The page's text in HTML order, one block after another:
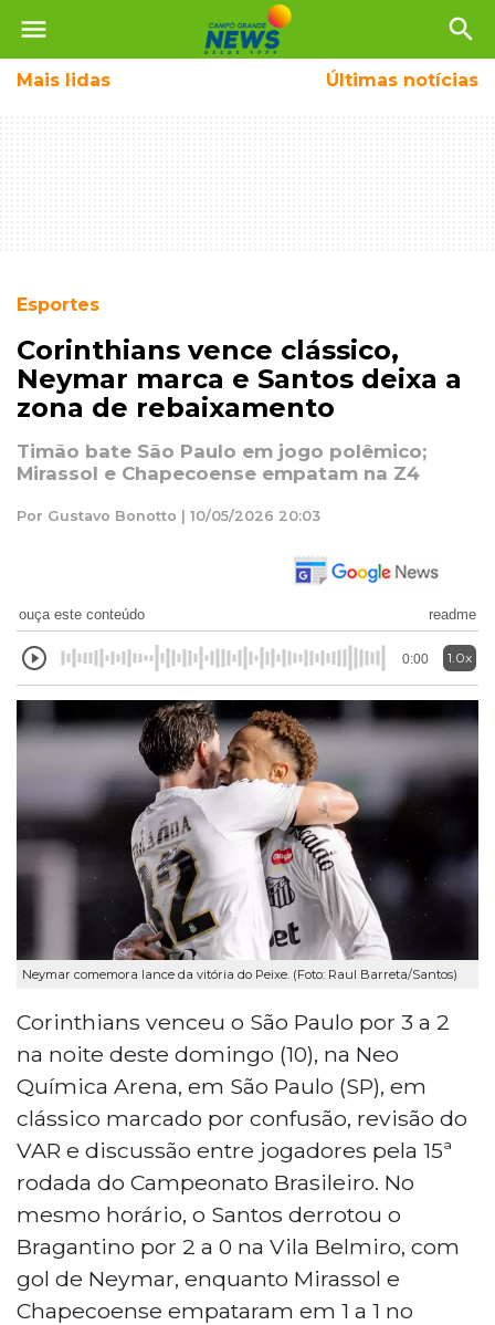
menu search
Mais lidas Últimas notícias
Esportes
Corinthians vence clássico,
Neymar marca e Santos deixa a
zona de rebaixamento
Timão bate São Paulo em jogo polêmico;
Mirassol e Chapecoense empatam na Z4
Por Gustavo Bonotto | 10/05/2026 20:03
ouça este conteúdo readme
0:00 1.0x
Neymar comemora lance da vitória do Peixe. (Foto: Raul Barreta/Santos)
Corinthians venceu o São Paulo por 3 a 2
na noite deste domingo (10), na Neo
Química Arena, em São Paulo (SP), em
clássico marcado por confusão, revisão do
VAR e discussão entre jogadores pela 15ª
rodada do Campeonato Brasileiro. No
mesmo horário, o Santos derrotou o
Bragantino por 2 a 0 na Vila Belmiro, com
gol de Neymar, enquanto Mirassol e
Chapecoense empataram em 1 a 1 no